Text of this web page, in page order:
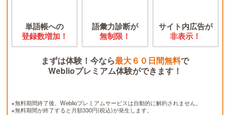
単語帳への
登録数増加！
語彙力診断が
無制限！
サイト内広告が
非表示！
まずは体験！今なら最大６０日間無料で
Weblioプレミアム体験ができます！
※無料期間終了後、Weblioプレミアムサービスは自動的に解約されません。
※無料期間が終了すると月額330円(税込)が発生します。